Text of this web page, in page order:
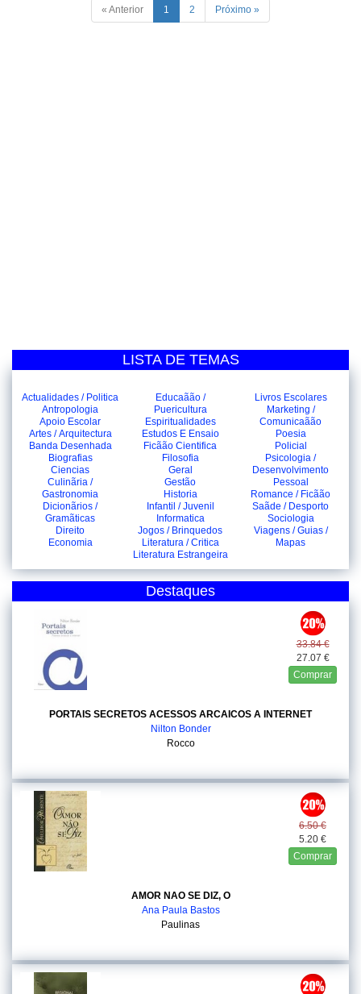
« Anterior 1 2 Próximo »
LISTA DE TEMAS
Actualidades / Politica
Antropologia
Apoio Escolar
Artes / Arquitectura
Banda Desenhada
Biografias
Ciencias
Culinãria /
Gastronomia
Dicionãrios /
Gramãticas
Direito
Economia
Educaãão /
Puericultura
Espiritualidades
Estudos E Ensaio
Ficãão Cientifica
Filosofia
Geral
Gestão
Historia
Infantil / Juvenil
Informatica
Jogos / Brinquedos
Literatura / Critica
Literatura Estrangeira
Livros Escolares
Marketing /
Comunicaãão
Poesia
Policial
Psicologia /
Desenvolvimento
Pessoal
Romance / Ficãão
Saãde / Desporto
Sociologia
Viagens / Guias /
Mapas
Destaques
33.84 €
27.07 €
Comprar
PORTAIS SECRETOS ACESSOS ARCAICOS A INTERNET
Nilton Bonder
Rocco
6.50 €
5.20 €
Comprar
AMOR NAO SE DIZ, O
Ana Paula Bastos
Paulinas